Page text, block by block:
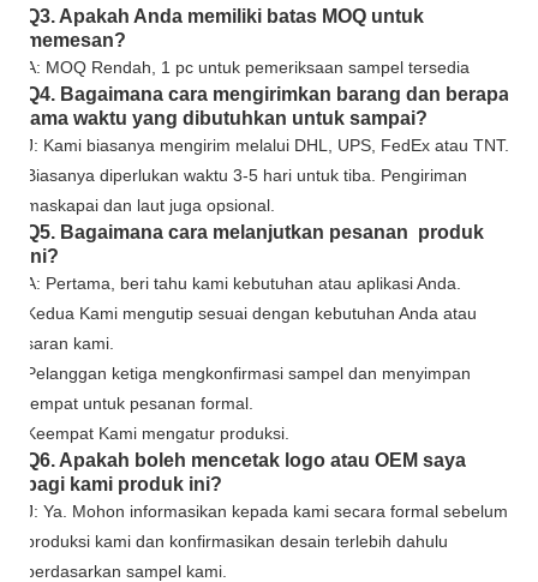
Q3. Apakah Anda memiliki batas MOQ untuk
memesan?
A: MOQ Rendah, 1 pc untuk pemeriksaan sampel tersedia
Q4. Bagaimana cara mengirimkan barang dan berapa
lama waktu yang dibutuhkan untuk sampai?
J: Kami biasanya mengirim melalui DHL, UPS, FedEx atau TNT.
Biasanya diperlukan waktu 3-5 hari untuk tiba. Pengiriman
maskapai dan laut juga opsional.
Q5. Bagaimana cara melanjutkan pesanan produk
ini?
A: Pertama, beri tahu kami kebutuhan atau aplikasi Anda.
Kedua Kami mengutip sesuai dengan kebutuhan Anda atau
saran kami.
Pelanggan ketiga mengkonfirmasi sampel dan menyimpan
tempat untuk pesanan formal.
Keempat Kami mengatur produksi.
Q6. Apakah boleh mencetak logo atau OEM saya
bagi kami produk ini?
J: Ya. Mohon informasikan kepada kami secara formal sebelum
produksi kami dan konfirmasikan desain terlebih dahulu
berdasarkan sampel kami.